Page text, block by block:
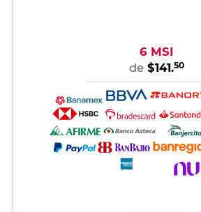
6 MSI
de $141.50